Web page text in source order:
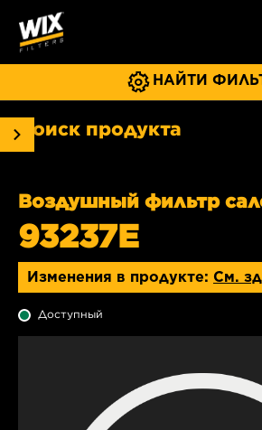
НАЙТИ
Поиск продукта
Воздушный фильтр
93237E
Изменения в продукте: См.
Доступный